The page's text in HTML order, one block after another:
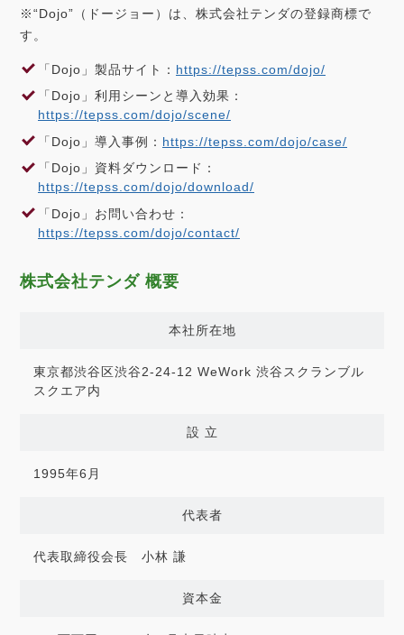
※“Dojo”（ドージョー）は、株式会社テンダの登録商標で
す。
「Dojo」製品サイト： https://tepss.com/dojo/
「Dojo」利用シーンと導入効果：
https://tepss.com/dojo/scene/
「Dojo」導入事例： https://tepss.com/dojo/case/
「Dojo」資料ダウンロード：
https://tepss.com/dojo/download/
「Dojo」お問い合わせ：
https://tepss.com/dojo/contact/
株式会社テンダ 概要
本社所在地
東京都渋谷区渋谷2-24-12 WeWork 渋谷スクランブル
スクエア内
設 立
1995年6月
代表者
代表取締役会長 小林 謙
資本金